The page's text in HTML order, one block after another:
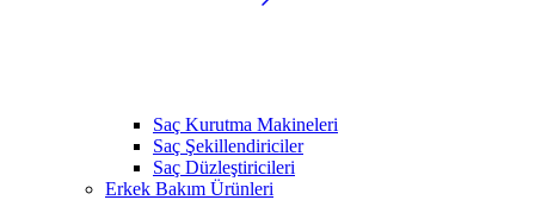
Saç Kurutma Makineleri
Saç Şekillendiriciler
Saç Düzleştiricileri
Erkek Bakım Ürünleri